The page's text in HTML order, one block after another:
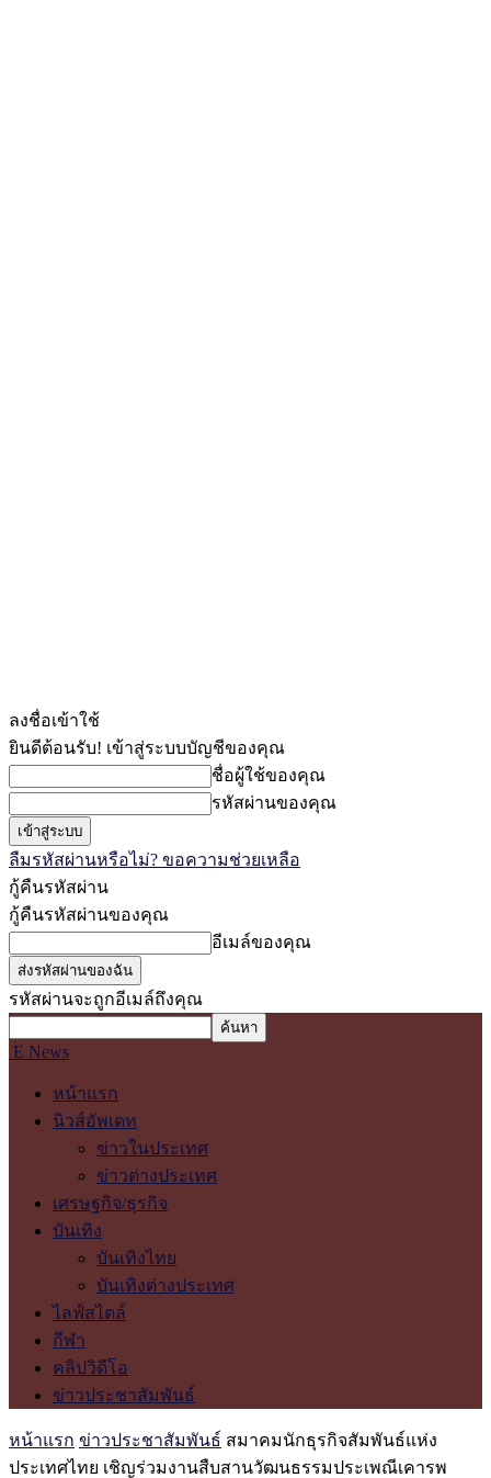
ลงชื่อเข้าใช้
ยินดีต้อนรับ! เข้าสู่ระบบบัญชีของคุณ
ชื่อผู้ใช้ของคุณ
รหัสผ่านของคุณ
ลืมรหัสผ่านหรือไม่? ขอความช่วยเหลือ
กู้คืนรหัสผ่าน
กู้คืนรหัสผ่านของคุณ
อีเมล์ของคุณ
รหัสผ่านจะถูกอีเมล์ถึงคุณ
E News
หน้าแรก
นิวส์อัพเดท
ข่าวในประเทศ
ข่าวต่างประเทศ
เศรษฐกิจ/ธุรกิจ
บันเทิง
บันเทิงไทย
บันเทิงต่างประเทศ
ไลฟ์สไตล์
กีฬา
คลิปวิดีโอ
ข่าวประชาสัมพันธ์
หน้าแรก ข่าวประชาสัมพันธ์ สมาคมนักธุรกิจสัมพันธ์แห่ง
ประเทศไทย เชิญร่วมงานสืบสานวัฒนธรรมประเพณีเคารพ